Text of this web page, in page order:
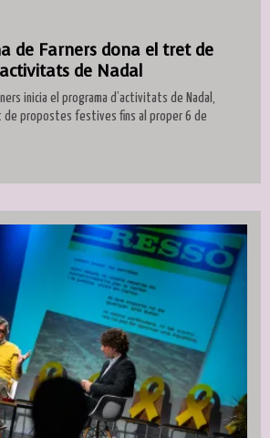
de Farners dona el tret de
de Nadal
inicia el programa d’activitats de Nadal,
de propostes festives fins al proper 6 de